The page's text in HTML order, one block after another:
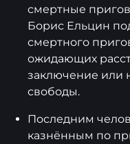
смертные
Борис Ельцин
смертного
ожидающих
заключение или
свободы.
Последним
казнённым по